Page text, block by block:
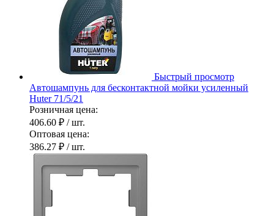
Быстрый просмотр
Автошампунь для бесконтактной мойки усиленный
Huter 71/5/21
Розничная цена:
406.60 ₽ / шт.
Оптовая цена:
386.27 ₽ / шт.